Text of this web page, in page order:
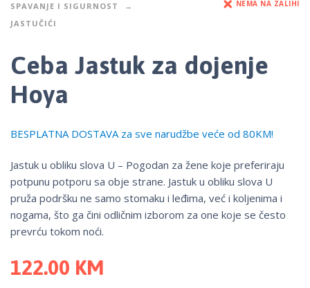
SPAVANJE I SIGURNOST
JASTUČIĆI
NEMA NA ZALIHI
Ceba Jastuk za dojenje
Hoya
BESPLATNA DOSTAVA za sve narudžbe veće od 80KM!
Jastuk u obliku slova U – Pogodan za žene koje preferiraju
potpunu potporu sa obje strane. Jastuk u obliku slova U
pruža podršku ne samo stomaku i leđima, već i koljenima i
nogama, što ga čini odličnim izborom za one koje se često
prevrću tokom noći.
122.00 KM